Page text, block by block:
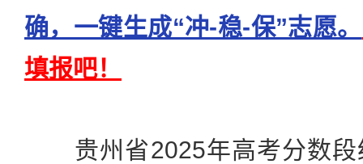
确，一键生成“冲-稳-保”志愿。
填报吧！
贵州省2025年高考分数段